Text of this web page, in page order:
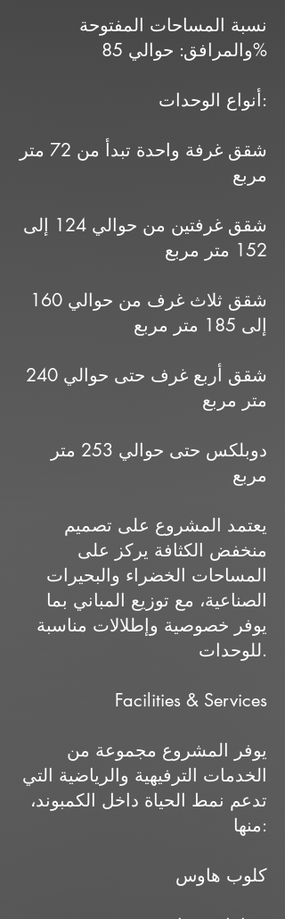
نسبة المساحات المفتوحة
والمرافق: حوالي 85%
أنواع الوحدات:
شقق غرفة واحدة تبدأ من 72 متر
مربع
شقق غرفتين من حوالي 124 إلى
152 متر مربع
شقق ثلاث غرف من حوالي 160
إلى 185 متر مربع
شقق أربع غرف حتى حوالي 240
متر مربع
دوبلكس حتى حوالي 253 متر
مربع
يعتمد المشروع على تصميم
منخفض الكثافة يركز على
المساحات الخضراء والبحيرات
الصناعية، مع توزيع المباني بما
يوفر خصوصية وإطلالات مناسبة
للوحدات.
Facilities & Services
يوفر المشروع مجموعة من
الخدمات الترفيهية والرياضية التي
تدعم نمط الحياة داخل الكمبوند،
منها:
كلوب هاوس